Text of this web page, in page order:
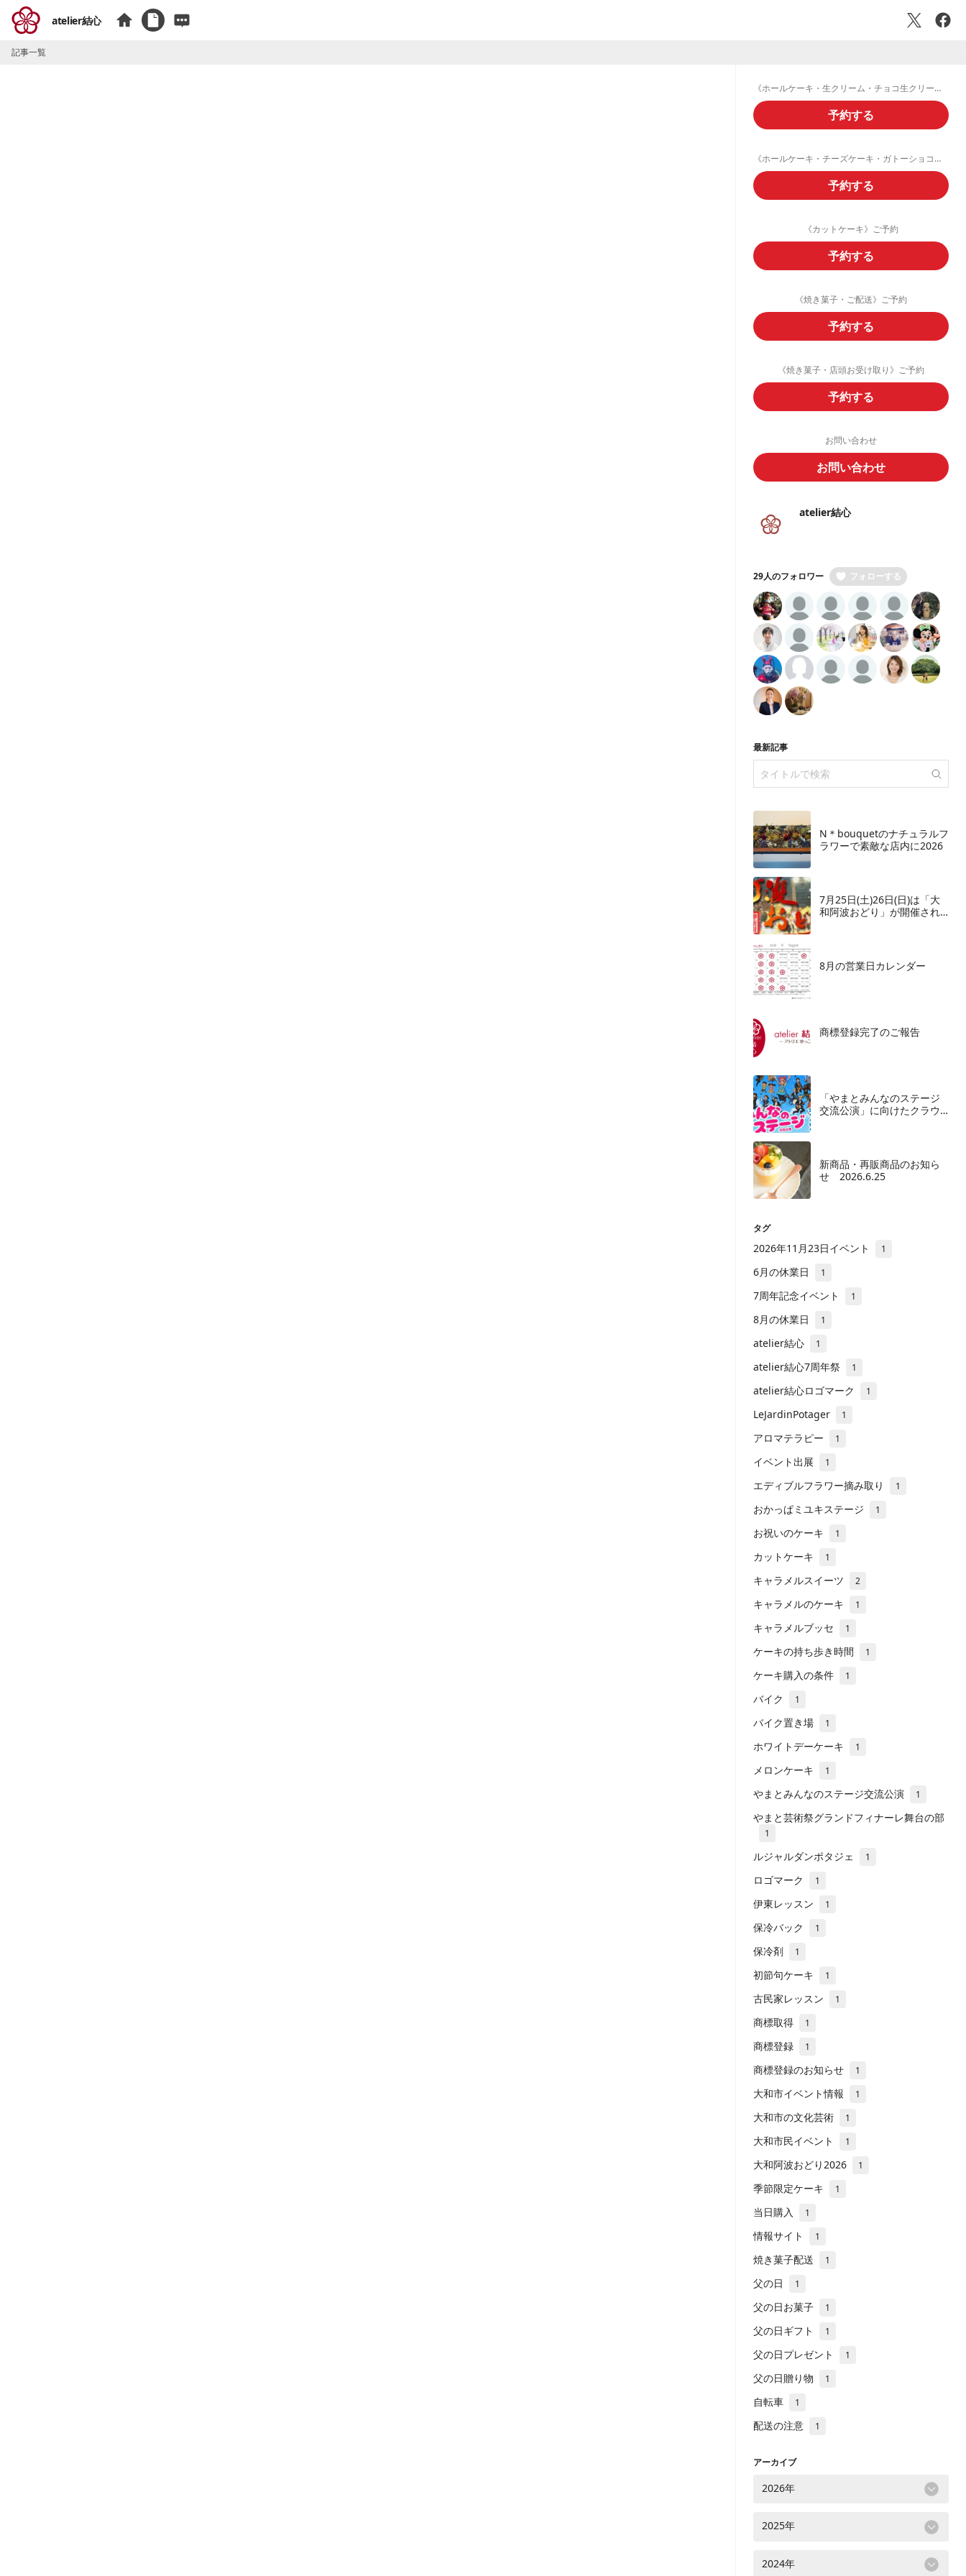
atelier結心
記事一覧
《ホールケーキ・生クリーム・チョコ生クリームデコレーション》ご予約フォーム
予約する
《ホールケーキ・チーズケーキ・ガトーショコラ・フルーツタルト》ご予約
予約する
《カットケーキ》ご予約
予約する
《焼き菓子・ご配送》ご予約
予約する
《焼き菓子・店頭お受け取り》ご予約
予約する
お問い合わせ
お問い合わせ
atelier結心
29人のフォロワー フォローする
最新記事
N＊bouquetのナチュラルフ
ラワーで素敵な店内に2026
7月25日(土)26日(日)は「大
和阿波おどり」が開催され
8月の営業日カレンダー
商標登録完了のご報告
「やまとみんなのステージ
交流公演」に向けたクラウ
新商品・再販商品のお知ら
せ 2026.6.25
タグ
2026年11月23日イベント 1
6月の休業日 1
7周年記念イベント 1
8月の休業日 1
atelier結心 1
atelier結心7周年祭 1
atelier結心ロゴマーク 1
LeJardinPotager 1
アロマテラピー 1
イベント出展 1
エディブルフラワー摘み取り 1
おかっぱミユキステージ 1
お祝いのケーキ 1
カットケーキ 1
キャラメルスイーツ 2
キャラメルのケーキ 1
キャラメルブッセ 1
ケーキの持ち歩き時間 1
ケーキ購入の条件 1
バイク 1
バイク置き場 1
ホワイトデーケーキ 1
メロンケーキ 1
やまとみんなのステージ交流公演 1
やまと芸術祭グランドフィナーレ舞台の部
1
ルジャルダンポタジェ 1
ロゴマーク 1
伊東レッスン 1
保冷バック 1
保冷剤 1
初節句ケーキ 1
古民家レッスン 1
商標取得 1
商標登録 1
商標登録のお知らせ 1
大和市イベント情報 1
大和市の文化芸術 1
大和市民イベント 1
大和阿波おどり2026 1
季節限定ケーキ 1
当日購入 1
情報サイト 1
焼き菓子配送 1
父の日 1
父の日お菓子 1
父の日ギフト 1
父の日プレゼント 1
父の日贈り物 1
自転車 1
配送の注意 1
アーカイブ
2026年
2025年
2024年